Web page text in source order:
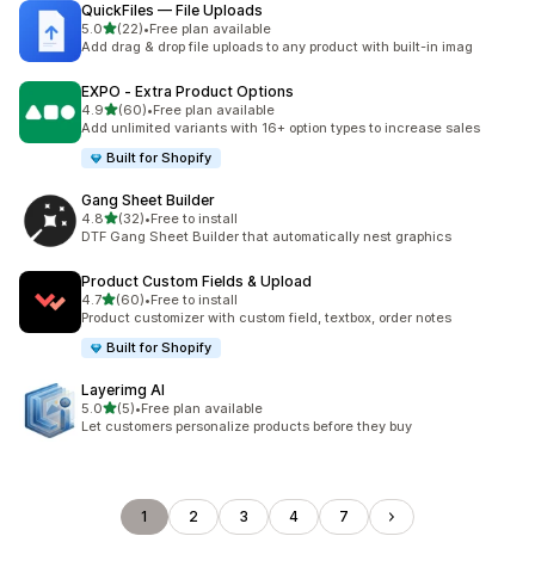
QuickFiles — File Uploads
5.05つ星中
(22)
合計レビュー数：22件
•Free plan available
Add drag & drop file uploads to any product with built-in imag
EXPO ‑ Extra Product Options
4.95つ星中
(60)
合計レビュー数：60件
•Free plan available
Add unlimited variants with 16+ option types to increase sales
Built for Shopify
Gang Sheet Builder
4.85つ星中
(32)
合計レビュー数：32件
•Free to install
DTF Gang Sheet Builder that automatically nest graphics
Product Custom Fields & Upload
4.75つ星中
(60)
合計レビュー数：60件
•Free to install
Product customizer with custom field, textbox, order notes
Built for Shopify
Layerimg AI
5.05つ星中
(5)
合計レビュー数：5件
•Free plan available
Let customers personalize products before they buy
1 2 3 4 7